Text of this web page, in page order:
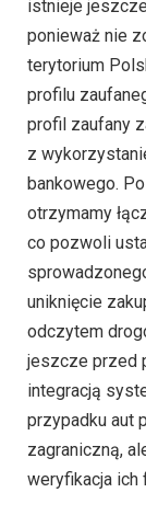
istnieje
ponieważ nie
terytorium
profilu
profil zaufany
z
bankowego.
otrzymamy
co pozwoli
uniknięcie
odczytem
jeszcze przed
integracją
przypadku aut
zagraniczną,
weryfikacja ich